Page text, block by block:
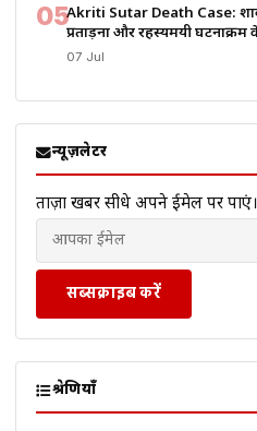
05Akriti Sutar Death Case:
प्रताड़ना और रहस्यमयी
07 Jul
न्यूज़लेटर
ताज़ा खबरें सीधे अपने ईमेल पर पाएं।
सब्सक्राइब करें
श्रेणियाँ